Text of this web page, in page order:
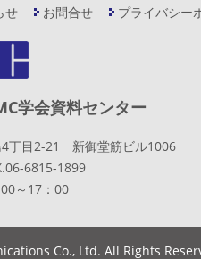
せ お問合せ プライバシー
学会資料センター
丁目2-21 新御堂筋ビル1006
6815-1899
～17：00
Co., Ltd. All Rights